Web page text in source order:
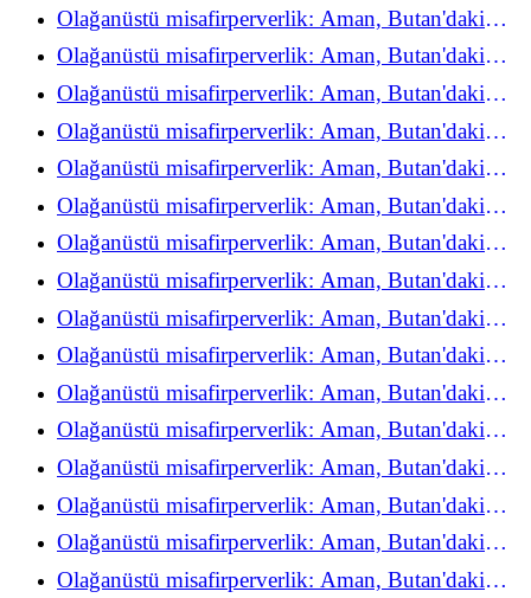
refah deneyimini yeniden keşfediyor
Olağanüstü misafirperverlik: Aman, Butan'daki
refah deneyimini yeniden keşfediyor
Olağanüstü misafirperverlik: Aman, Butan'daki
refah deneyimini yeniden keşfediyor
Olağanüstü misafirperverlik: Aman, Butan'daki
refah deneyimini yeniden keşfediyor
Olağanüstü misafirperverlik: Aman, Butan'daki
refah deneyimini yeniden keşfediyor
Olağanüstü misafirperverlik: Aman, Butan'daki
refah deneyimini yeniden keşfediyor
Olağanüstü misafirperverlik: Aman, Butan'daki
refah deneyimini yeniden keşfediyor
Olağanüstü misafirperverlik: Aman, Butan'daki
refah deneyimini yeniden keşfediyor
Olağanüstü misafirperverlik: Aman, Butan'daki
refah deneyimini yeniden keşfediyor
Olağanüstü misafirperverlik: Aman, Butan'daki
refah deneyimini yeniden keşfediyor
Olağanüstü misafirperverlik: Aman, Butan'daki
refah deneyimini yeniden keşfediyor
Olağanüstü misafirperverlik: Aman, Butan'daki
refah deneyimini yeniden keşfediyor
Olağanüstü misafirperverlik: Aman, Butan'daki
refah deneyimini yeniden keşfediyor
Olağanüstü misafirperverlik: Aman, Butan'daki
refah deneyimini yeniden keşfediyor
Olağanüstü misafirperverlik: Aman, Butan'daki
refah deneyimini yeniden keşfediyor
Olağanüstü misafirperverlik: Aman, Butan'daki
refah deneyimini yeniden keşfediyor
Olağanüstü misafirperverlik: Aman, Butan'daki